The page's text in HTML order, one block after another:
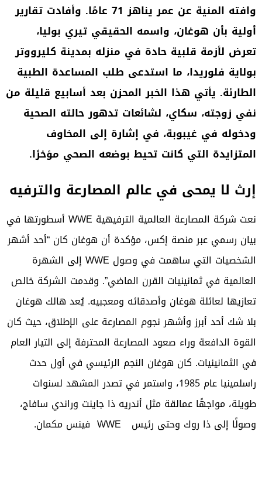
وافته المنية عن عمر يناهز 71 عامًا. وأفادت تقارير
أولية بأن هوغان، واسمه الحقيقي تيري بوليا،
تعرض لأزمة قلبية حادة في منزله بمدينة كليرووتر
بولاية فلوريدا، ما استدعى طلب المساعدة الطبية
الطارئة. يأتي هذا الخبر المحزن بعد أسابيع قليلة من
نفي زوجته، سكاي، لشائعات تدهور حالته الصحية
ودخوله في غيبوبة، في إشارة إلى المخاوف
المتزايدة التي كانت تحيط بوضعه الصحي مؤخرًا.
إرث لا يمحى في عالم المصارعة والترفيه
نعت شركة المصارعة العالمية الترفيهية WWE أسطورتها في
بيان رسمي عبر منصة إكس، مؤكدة أن هوغان كان “أحد أشهر
الشخصيات التي ساهمت في وصول WWE إلى الشهرة
العالمية في ثمانينيات القرن الماضي”. وقدمت الشركة خالص
تعازيها لعائلة هوغان وأصدقائه ومعجبيه. يُعد هالك هوغان
بلا شك أحد أبرز وأشهر نجوم المصارعة على الإطلاق، حيث كان
القوة الدافعة وراء صعود المصارعة المحترفة إلى التيار العام
في الثمانينيات. كان هوغان النجم الرئيسي في أول حدث
راسلمينيا عام 1985، واستمر في تصدر المشهد لسنوات
طويلة، مواجهًا عمالقة مثل أندريه ذا جاينت وراندي سافاج،
وصولًا إلى ذا روك وحتى رئيس WWE فينس مكمان.